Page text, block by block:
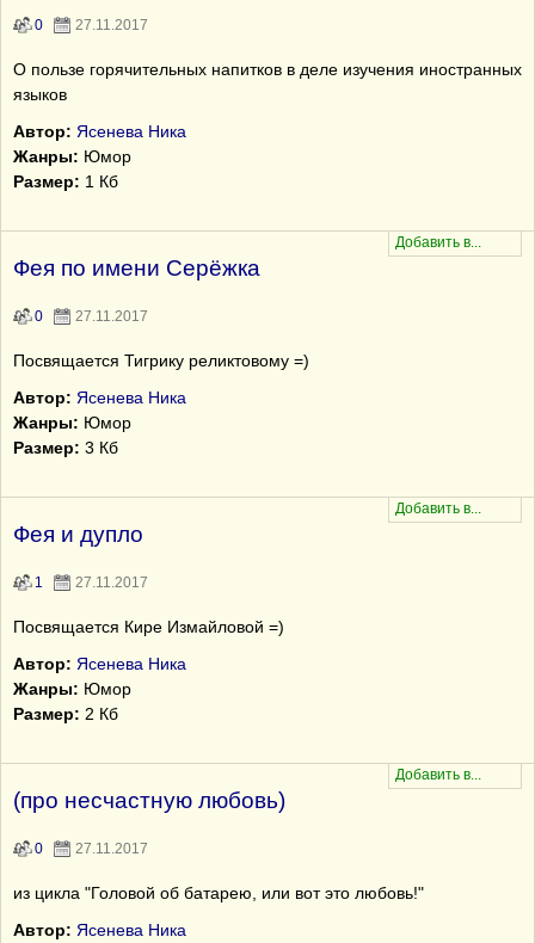
0 27.11.2017
О пользе горячительных напитков в деле изучения иностранных
языков
Автор: Ясенева Ника
Жанры: Юмор
Размер: 1 Кб
Фея по имени Серёжка
0 27.11.2017
Посвящается Тигрику реликтовому =)
Автор: Ясенева Ника
Жанры: Юмор
Размер: 3 Кб
Фея и дупло
1 27.11.2017
Посвящается Кире Измайловой =)
Автор: Ясенева Ника
Жанры: Юмор
Размер: 2 Кб
(про несчастную любовь)
0 27.11.2017
из цикла "Головой об батарею, или вот это любовь!"
Автор: Ясенева Ника